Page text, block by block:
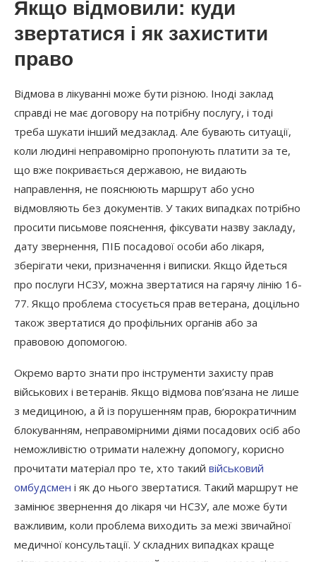
Якщо відмовили: куди
звертатися і як захистити
право
Відмова в лікуванні може бути різною. Іноді заклад
справді не має договору на потрібну послугу, і тоді
треба шукати інший медзаклад. Але бувають ситуації,
коли людині неправомірно пропонують платити за те,
що вже покривається державою, не видають
направлення, не пояснюють маршрут або усно
відмовляють без документів. У таких випадках потрібно
просити письмове пояснення, фіксувати назву закладу,
дату звернення, ПІБ посадової особи або лікаря,
зберігати чеки, призначення і виписки. Якщо йдеться
про послуги НСЗУ, можна звертатися на гарячу лінію 16-
77. Якщо проблема стосується прав ветерана, доцільно
також звертатися до профільних органів або за
правовою допомогою.
Окремо варто знати про інструменти захисту прав
військових і ветеранів. Якщо відмова пов’язана не лише
з медициною, а й із порушенням прав, бюрократичним
блокуванням, неправомірними діями посадових осіб або
неможливістю отримати належну допомогу, корисно
прочитати матеріал про те, хто такий військовий
омбудсмен і як до нього звертатися. Такий маршрут не
замінює звернення до лікаря чи НСЗУ, але може бути
важливим, коли проблема виходить за межі звичайної
медичної консультації. У складних випадках краще